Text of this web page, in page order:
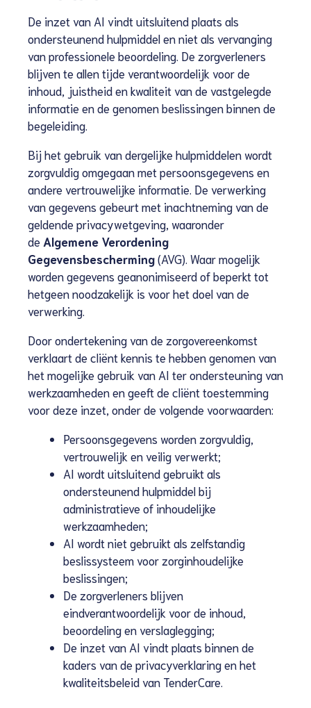
De inzet van AI vindt uitsluitend plaats als
ondersteunend hulpmiddel en niet als vervanging
van professionele beoordeling. De zorgverleners
blijven te allen tijde verantwoordelijk voor de
inhoud, juistheid en kwaliteit van de vastgelegde
informatie en de genomen beslissingen binnen de
begeleiding.
Bij het gebruik van dergelijke hulpmiddelen wordt
zorgvuldig omgegaan met persoonsgegevens en
andere vertrouwelijke informatie. De verwerking
van gegevens gebeurt met inachtneming van de
geldende privacywetgeving, waaronder
de Algemene Verordening
Gegevensbescherming(AVG). Waar mogelijk
worden gegevens geanonimiseerd of beperkt tot
hetgeen noodzakelijk is voor het doel van de
verwerking.
Door ondertekening van de zorgovereenkomst
verklaart de cliënt kennis te hebben genomen van
het mogelijke gebruik van AI ter ondersteuning van
werkzaamheden en geeft de cliënt toestemming
voor deze inzet, onder de volgende voorwaarden:
Persoonsgegevens worden zorgvuldig,
vertrouwelijk en veilig verwerkt;
AI wordt uitsluitend gebruikt als
ondersteunend hulpmiddel bij
administratieve of inhoudelijke
werkzaamheden;
AI wordt niet gebruikt als zelfstandig
beslissysteem voor zorginhoudelijke
beslissingen;
De zorgverleners blijven
eindverantwoordelijk voor de inhoud,
beoordeling en verslaglegging;
De inzet van AI vindt plaats binnen de
kaders van de privacyverklaring en het
kwaliteitsbeleid van TenderCare.